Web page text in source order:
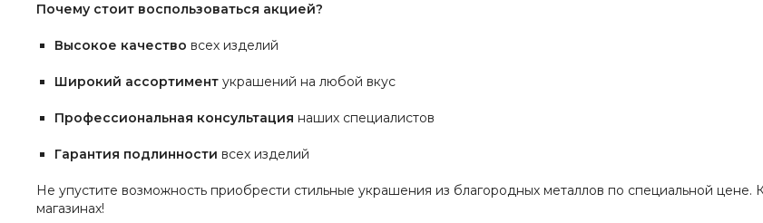
Почему стоит воспользоваться акцией?
Высокое качество всех изделий
Широкий ассортимент украшений на любой вкус
Профессиональная консультация наших специалистов
Гарантия подлинности всех изделий
Не упустите возможность приобрести стильные украшения из благородных металлов по специальной
магазинах!